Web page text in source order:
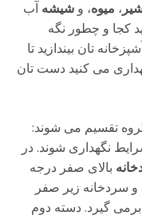
، میوه، و شیشه آب
کجا و چطور نگه
تان بیندازید تا
می کنید دست تان
مواد غذایی از جنبه نگهداری به ۲ گروه تقسیم می شوند:
نگهداری شوند. در
بالای صفر درجه
سردخانه زیر صفر
برمی گیرد. دسته دوم